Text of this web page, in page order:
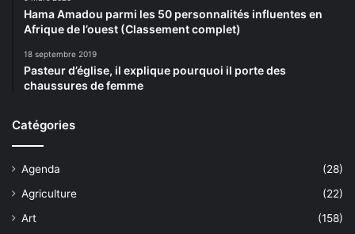
Hama Amadou parmi les 50 personnalités influentes en
Afrique de l’ouest (Classement complet)
18 septembre 2019
Pasteur d’église, il explique pourquoi il porte des
chaussures de femme
Catégories
Agenda
(28)
Agriculture
(22)
Art
(158)